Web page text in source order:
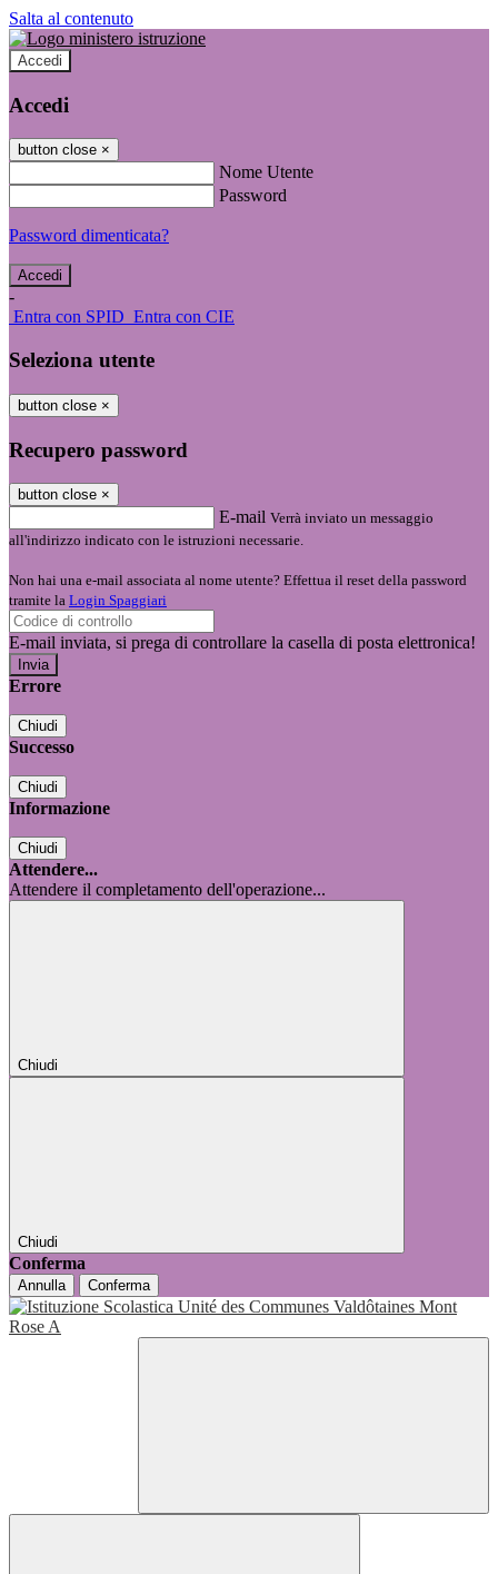
Salta al contenuto
Accedi
Accedi
button close ×
Nome Utente
Password
Password dimenticata?
-
Entra con SPID Entra con CIE
Seleziona utente
button close ×
Recupero password
button close ×
E-mail Verrà inviato un messaggio
all'indirizzo indicato con le istruzioni necessarie.
Non hai una e-mail associata al nome utente? Effettua il reset della password
tramite la Login Spaggiari
E-mail inviata, si prega di controllare la casella di posta elettronica!
Errore
Chiudi
Successo
Chiudi
Informazione
Chiudi
Attendere...
Attendere il completamento dell'operazione...
Chiudi
Chiudi
Conferma
Annulla Conferma